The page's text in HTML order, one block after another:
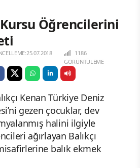
Öğrencilerini
1186
GÖRÜNTÜLEME
Kenan Türkiye Deniz
gezen çocuklar, dev
halini ilgiyle
ağırlayan Balıkçı
balık ekmek